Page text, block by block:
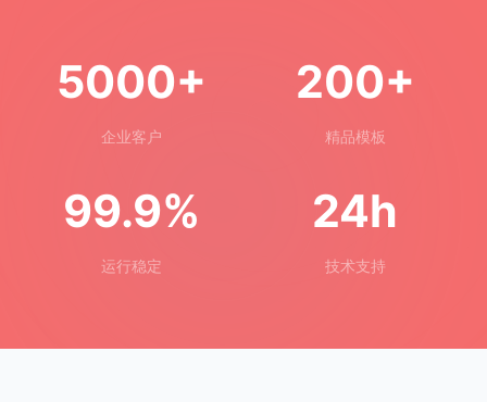
5000+
企业客户
200+
精品模板
99.9%
运行稳定
24h
技术支持